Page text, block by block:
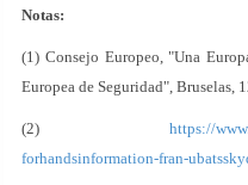
Notas:
(1) Consejo Europeo, "Una
Europea de Seguridad", Bruselas,
(2) https://
forhandsinformation-fran-